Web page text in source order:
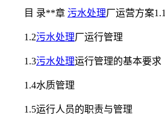
目 录**章 污水处理厂运营方案1.1
1.2污水处理厂运行管理
1.3污水处理运行管理的基本要求
1.4水质管理
1.5运行人员的职责与管理